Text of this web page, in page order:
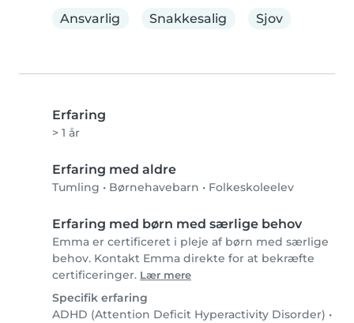
Ansvarlig
Snakkesalig Sjov
Erfaring
> 1 år
Erfaring med aldre
Tumling • Børnehavebarn • Folkeskoleelev
Erfaring med børn med særlige behov
Emma er certificeret i pleje af børn med særlige
behov. Kontakt Emma direkte for at bekræfte
certificeringer. Lær mere
Specifik erfaring
ADHD (Attention Deficit Hyperactivity Disorder) •